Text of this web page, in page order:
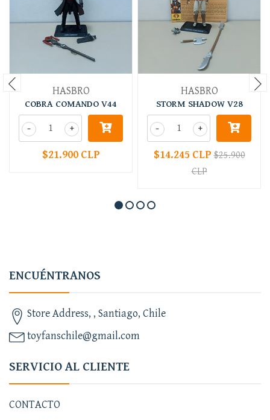
HASBRO
COBRA COMANDO V44
+
-
$21.900 CLP
HASBRO
STORM SHADOW V28
+
-
$14.245 CLP$25.900
CLP
ENCUÉNTRANOS
Store Address, , Santiago, Chile
toyfanschile@gmail.com
SERVICIO AL CLIENTE
CONTACTO